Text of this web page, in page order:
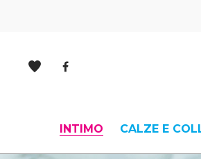
INTIMO CALZE E